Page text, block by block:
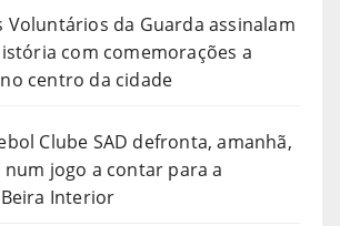
Voluntários da Guarda assinalam
com comemorações a
centro da cidade
Clube SAD defronta, amanhã,
num jogo a contar para a
Interior